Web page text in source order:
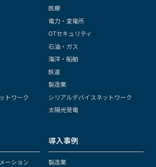
トワーク
医療
電力・変電所
OTセキュリティ
石油・ガス
海洋・船舶
鉄道
製造業
シリアルデバイスネットワーク
太陽光発電
ーション
導入事例
製造業